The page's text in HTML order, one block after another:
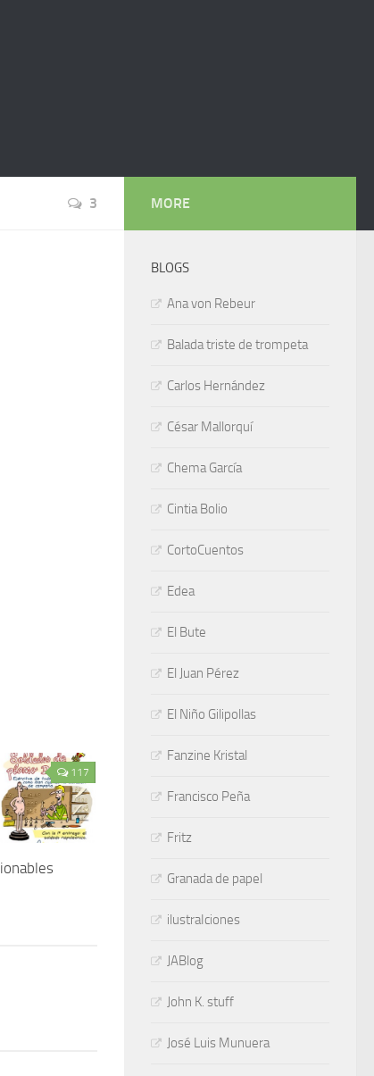
3
117
MORE
BLOGS
Ana von Rebeur
Balada triste de trompeta
Carlos Hernández
César Mallorquí
Chema García
Cintia Bolio
CortoCuentos
Edea
El Bute
El Juan Pérez
El Niño Gilipollas
Fanzine Kristal
Francisco Peña
Fritz
Granada de papel
ilustraIciones
JABlog
John K. stuff
José Luis Munuera